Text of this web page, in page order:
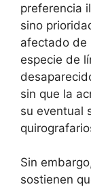
preferencia
sino
afectado de
especie de
sin que la
su eventual
Sin
sostienen